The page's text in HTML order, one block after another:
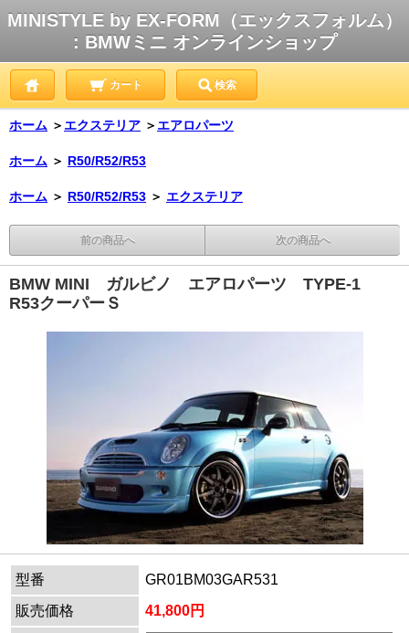
MINISTYLE by EX-FORM（エックスフォルム）
: BMWミニ オンラインショップ
カート 検索
ホーム ＞ エクステリア ＞ エアロパーツ
ホーム ＞ R50/R52/R53
ホーム ＞ R50/R52/R53 ＞ エクステリア
前の商品へ 次の商品へ
BMW MINI ガルビノ エアロパーツ TYPE-1
R53クーパーＳ
型番
GR01BM03GAR531
販売価格
41,800円